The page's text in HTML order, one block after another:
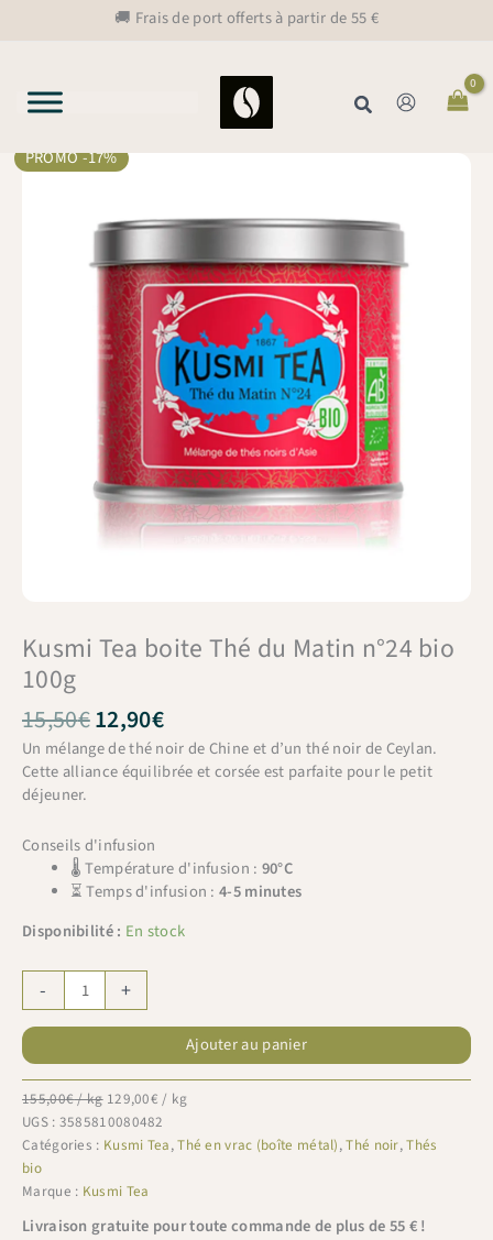
🚚 Frais de port offerts à partir de 55 €
Rechercher
PROMO -17%
Kusmi Tea boite Thé du Matin n°24 bio
100g
15,50€Le
prix
initial
était :
12,90€Le
prix
actuel
est :
Un mélange de thé noir de Chine et d’un thé noir de Ceylan.
Cette alliance équilibrée et corsée est parfaite pour le petit
déjeuner.
Conseils d'infusion
🌡 Température d'infusion : 90°C
⏳ Temps d'infusion :4-5 minutes
Disponibilité : En stock
-
de
Kusmi
Tea
Thé
du
Matin
n°24
bio
+
Ajouter au panier
155,00€/ kg 129,00€ / kg
UGS : 3585810080482
Catégories : Kusmi Tea,Thé en vrac (boîte métal),Thé noir,Thés
bio
Marque : Kusmi Tea
Livraison gratuite pour toute commande de plus de 55 € !